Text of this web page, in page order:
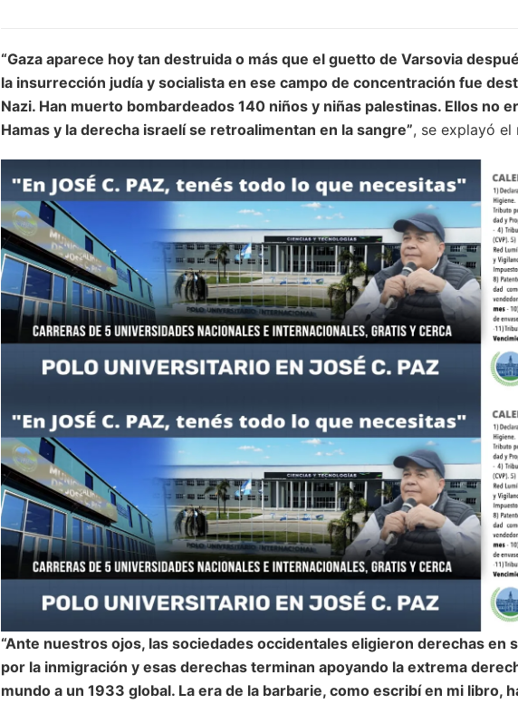
“Gaza aparece hoy tan destruida o más que el guetto de Varsovia
la insurrección judía y socialista en ese campo de concentración fue
Nazi. Han muerto bombardeados 140 niños y niñas palestinas. Ellos no
Hamas y la derecha israelí se retroalimentan en la sangre”, se explayó el
“Ante nuestros ojos, las sociedades occidentales eligieron derechas en
por la inmigración y esas derechas terminan apoyando la extrema
mundo a un 1933 global. La era de la barbarie, como escribí en mi libro,